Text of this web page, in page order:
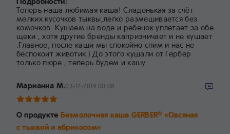
Теперь наша любимая каша! Сладенькая за счёт
мелких кусочков тыквы,легко размешивается без
комочков. Кушаем на воде и ребенок уплетает за обе
щеки , хотя другие бренды капризничает и не кушает
.Главное, после каши мы спокойно спим и нас не
беспокоит животик ) До этого кушали от Гербер
только пюре , теперь будем и кашу
Марианна М.03-12-2019 00:08
О продукте Безмолочная каша GERBER® «Овсяная
с тыквой и абрикосом»